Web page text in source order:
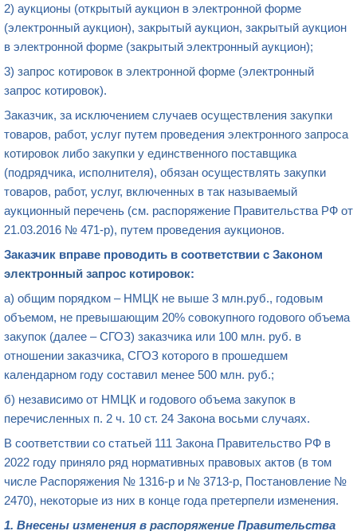
2) аукционы (открытый аукцион в электронной форме
(электронный аукцион), закрытый аукцион, закрытый аукцион
в электронной форме (закрытый электронный аукцион);
3) запрос котировок в электронной форме (электронный
запрос котировок).
Заказчик, за исключением случаев осуществления закупки
товаров, работ, услуг путем проведения электронного запроса
котировок либо закупки у единственного поставщика
(подрядчика, исполнителя), обязан осуществлять закупки
товаров, работ, услуг, включенных в так называемый
аукционный перечень (см. распоряжение Правительства РФ от
21.03.2016 № 471-р), путем проведения аукционов.
Заказчик вправе проводить в соответствии с Законом
электронный запрос котировок:
а) общим порядком – НМЦК не выше 3 млн.руб., годовым
объемом, не превышающим 20% совокупного годового объема
закупок (далее – СГОЗ) заказчика или 100 млн. руб. в
отношении заказчика, СГОЗ которого в прошедшем
календарном году составил менее 500 млн. руб.;
б) независимо от НМЦК и годового объема закупок в
перечисленных п. 2 ч. 10 ст. 24 Закона восьми случаях.
В соответствии со статьей 111 Закона Правительство РФ в
2022 году приняло ряд нормативных правовых актов (в том
числе Распоряжения № 1316-р и № 3713-р, Постановление №
2470), некоторые из них в конце года претерпели изменения.
1. Внесены изменения в распоряжение Правительства